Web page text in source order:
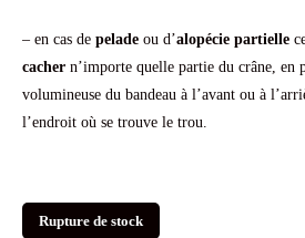
– en cas de pelade ou d’alopécie partielle
cacher n’importe quelle partie du crâne, en
volumineuse du bandeau à l’avant ou à
l’endroit où se trouve le trou.
Rupture de stock